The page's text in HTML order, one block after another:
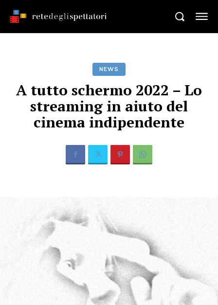
NEWS
A tutto schermo 2022 – Lo
streaming in aiuto del
cinema indipendente